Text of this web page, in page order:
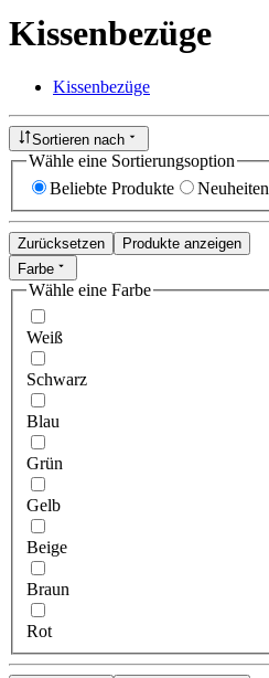
Kissenbezüge
Kissenbezüge
Sortieren nach
Wähle eine Sortierungsoption
Beliebte Produkte
Neuheiten
Zurücksetzen
Produkte anzeigen
Farbe
Wähle eine Farbe
Weiß
Schwarz
Blau
Grün
Gelb
Beige
Braun
Rot